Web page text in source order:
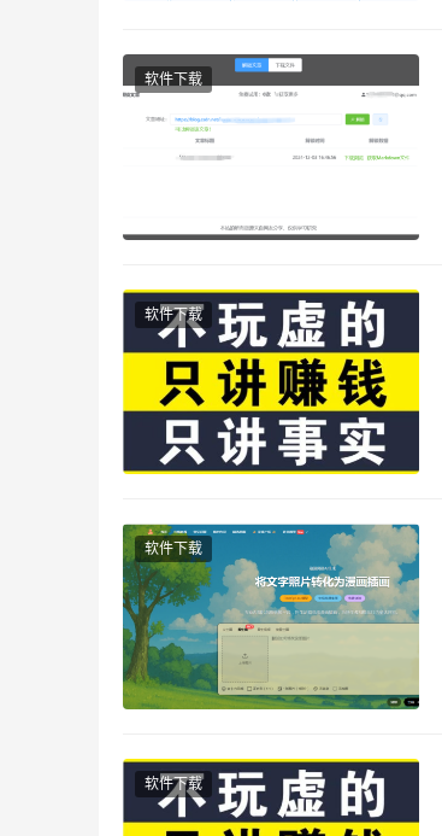
软件下载
软件下载
软件下载
软件下载